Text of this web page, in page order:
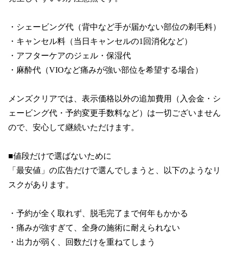
・シェービング代（背中など手が届かない部位の剃毛料）
・キャンセル料（当日キャンセルの1回消化など）
・アフターケアのジェル・保湿代
・麻酔代（VIOなど痛みが強い部位を希望する場合）
メンズクリアでは、表示価格以外の追加費用（入会金・シ
ェービング代・予約変更手数料など）は一切ございません
ので、安心して継続いただけます。
■値段だけで選ばないために
「最安値」の広告だけで選んでしまうと、以下のようなリ
スクがあります。
・予約が全く取れず、脱毛完了まで何年もかかる
・痛みが強すぎて、全身の施術に耐えられない
・出力が弱く、回数だけを重ねてしまう